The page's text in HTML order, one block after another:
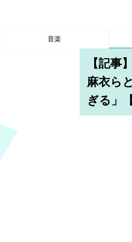
音楽
【記事
麻衣ら
ぎる」